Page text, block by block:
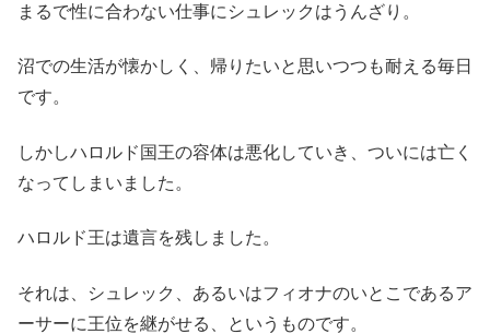
まるで性に合わない仕事にシュレックはうんざり。
沼での生活が懐かしく、帰りたいと思いつつも耐える毎日
です。
しかしハロルド国王の容体は悪化していき、ついには亡く
なってしまいました。
ハロルド王は遺言を残しました。
それは、シュレック、あるいはフィオナのいとこであるア
ーサーに王位を継がせる、というものです。